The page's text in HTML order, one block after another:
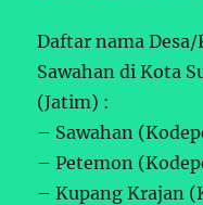
Daftar nama
Sawahan di Kota
(Jatim) :
– Sawahan
– Petemon
– Kupang Krajan